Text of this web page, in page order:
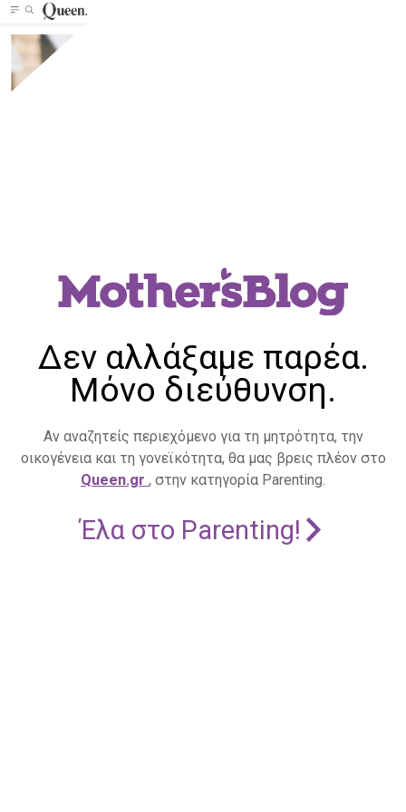
Δεν αλλάξαμε παρέα.
Μόνο διεύθυνση.
Αν αναζητείς περιεχόμενο για τη μητρότητα, την
οικογένεια και τη γονεϊκότητα, θα μας βρεις πλέον στο
Queen.gr , στην κατηγορία Parenting.
Έλα στο Parenting!